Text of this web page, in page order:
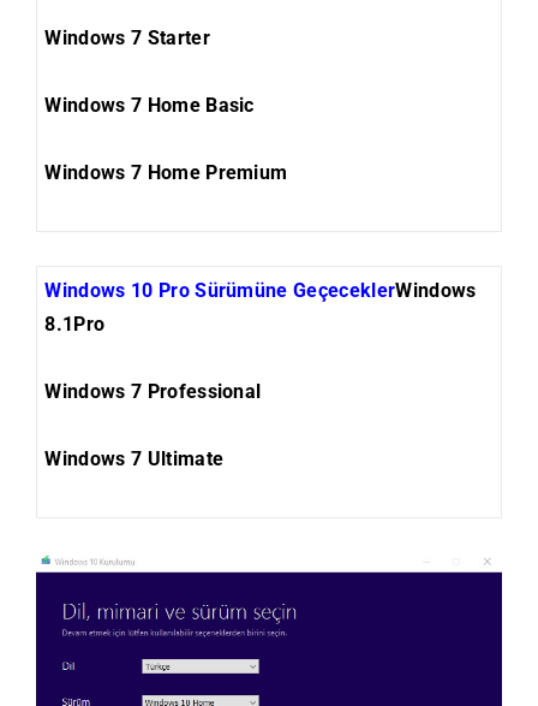
Windows 7 Starter
Windows 7 Home Basic
Windows 7 Home Premium
Windows 10 Pro Sürümüne GeçeceklerWindows
8.1Pro
Windows 7 Professional
Windows 7 Ultimate